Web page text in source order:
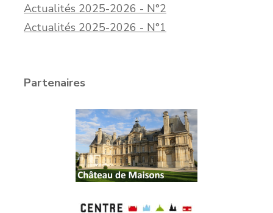
Actualités 2025-2026 - N°2
Actualités 2025-2026 - N°1
Partenaires